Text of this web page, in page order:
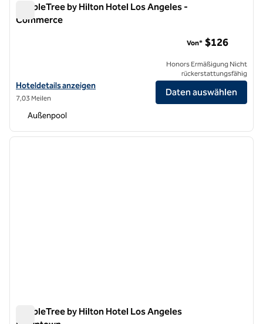
DoubleTree by Hilton Hotel Los Angeles -
Commerce
Hoteldetails für DoubleTree by Hilton Hotel Los Angeles –
Hoteldetails anzeigen
7,03 Meilen
Von* $126
Honors Ermäßigung Nicht
rückerstattungsfähig
Daten auswählen
Außenpool
1 von 12
DoubleTree by Hilton Hotel Los Angeles